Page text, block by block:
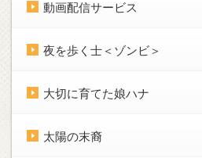
動画配信サービス
夜を歩く士＜ゾンビ＞
大切に育てた娘ハナ
太陽の末裔